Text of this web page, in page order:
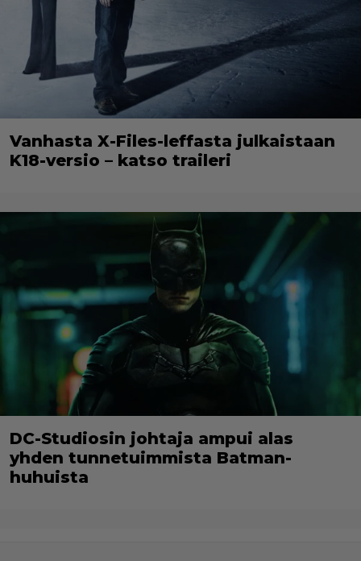
Vanhasta X-Files-leffasta julkaistaan
K18-versio – katso traileri
DC-Studiosin johtaja ampui alas
yhden tunnetuimmista Batman-
huhuista